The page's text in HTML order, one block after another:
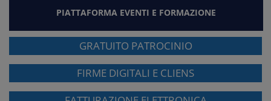
PIATTAFORMA EVENTI E FORMAZIONE
GRATUITO PATROCINIO
FIRME DIGITALI E CLIENS